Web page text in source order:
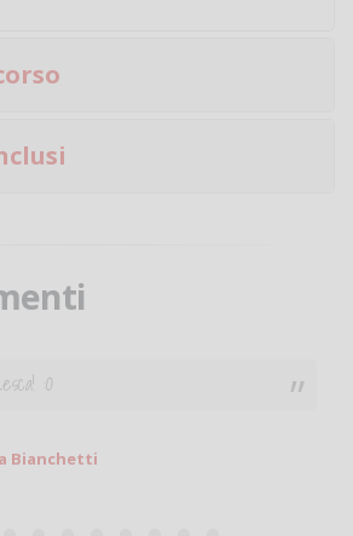
da poco e vorrei tornare a
zona e puoi giocare fammi sapere.
Miglionico